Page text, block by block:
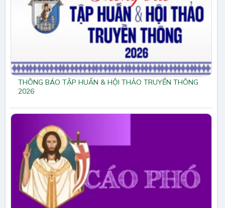
THÔNG BÁO TẬP HUẤN & HỘI THẢO TRUYỀN THÔNG
2026